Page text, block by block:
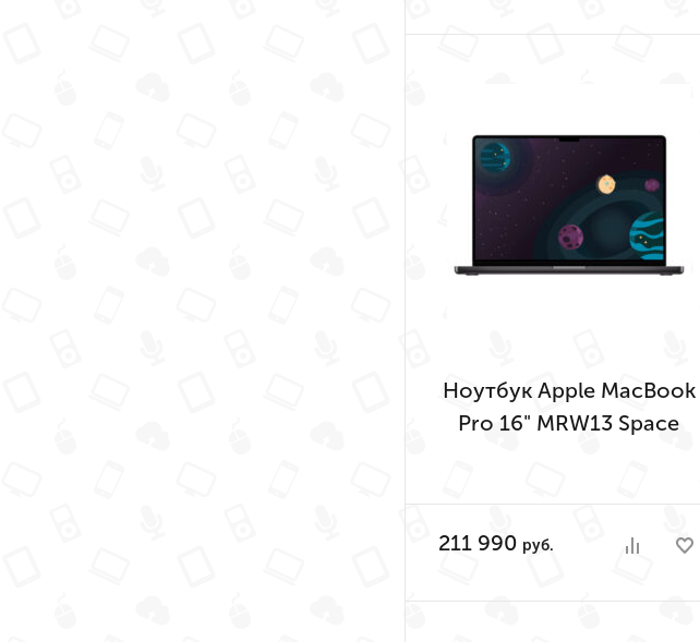
Ноутбук Apple MacBook
Pro 16" MRW13 Space
211 990 руб.